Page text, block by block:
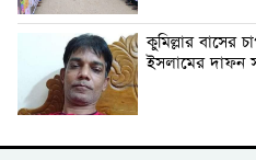
কুমিল্লার বাসের
ইসলামের দাফন